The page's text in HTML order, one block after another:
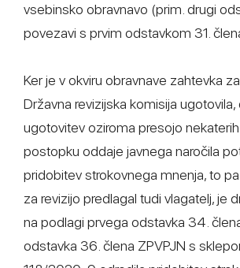
vsebinsko obravnavo (prim. drugi
povezavi s prvim odstavkom 31.
Ker je v okviru obravnave zahtevka
Državna revizijska komisija ugotovila,
ugotovitev oziroma presojo
postopku oddaje javnega naročila
pridobitev strokovnega mnenja, to
za revizijo predlagal tudi vlagatelj, je
na podlagi prvega odstavka 34.
odstavka 36. člena ZPVPJN s